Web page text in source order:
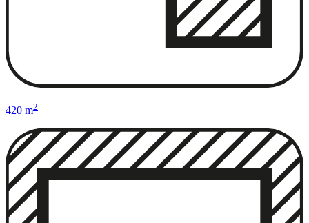
420 m2